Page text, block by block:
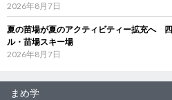
2026年8月7日
夏の苗場が夏のアクティビティー拡充へ
ル・苗場スキー場
2026年8月7日
まめ学